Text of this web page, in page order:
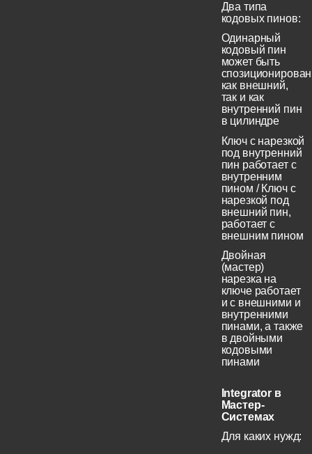
Два типа
кодовых пинов:
Одинарный
кодовый пин
может быть
спозиционирован
как внешний,
так и как
внутренний пин
в цилиндре
Ключ с нарезкой
под внутренний
пин работает с
внутренним
пином / Ключ с
нарезкой под
внешний пин,
работает с
внешним пином
Двойная
(мастер)
нарезка на
ключе работает
и с внешними и
внутренними
пинами, а также
в двойными
кодовыми
пинами
Integrator в
Мастер-
Системах
Для каких нужд: